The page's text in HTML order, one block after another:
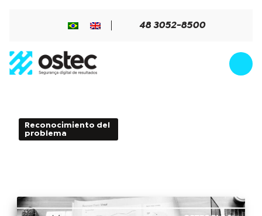
48 3052-8500
Reconocimiento del
problema